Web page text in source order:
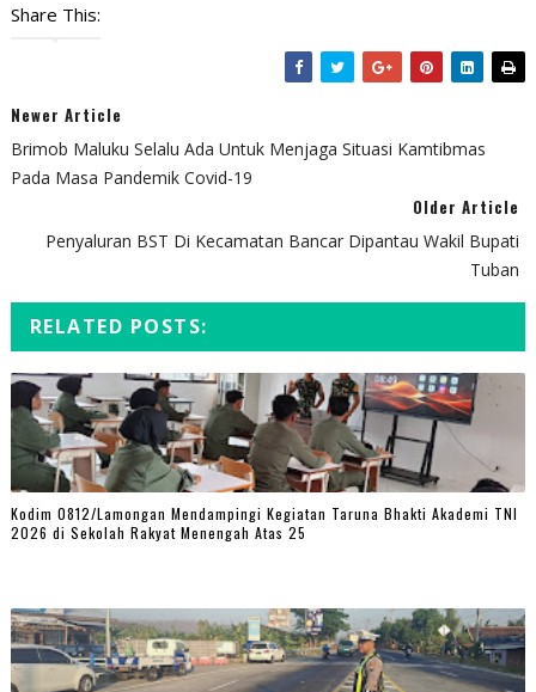
Share This:
Newer Article
Brimob Maluku Selalu Ada Untuk Menjaga Situasi Kamtibmas
Pada Masa Pandemik Covid-19
Older Article
Penyaluran BST Di Kecamatan Bancar Dipantau Wakil Bupati
Tuban
RELATED POSTS:
Kodim 0812/Lamongan Mendampingi Kegiatan Taruna Bhakti Akademi TNI
2026 di Sekolah Rakyat Menengah Atas 25